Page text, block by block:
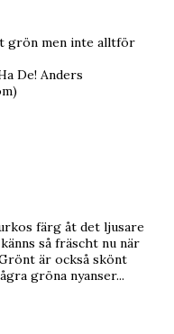
grön men inte alltför
De! Anders
färg åt det ljusare
så fräscht nu när
är också skönt
gröna nyanser...